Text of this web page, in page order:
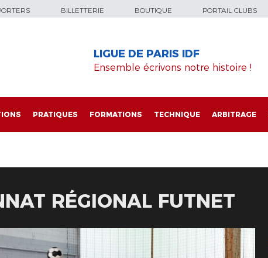
BILLETTERIE BOUTIQUE PORTAIL CLUBS
LIGUE DE PARIS IDF
Ensemble écrivons notre histoire !
PRATIQUES FORMATIONS TECHNIQUE ARBITRAGE
RÉGIONAL FUTNET